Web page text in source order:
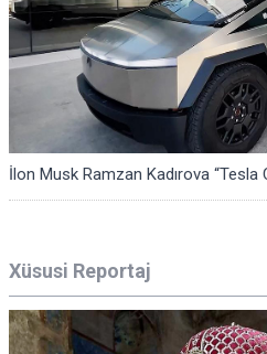
İlon Musk Ramzan Kadırova
Xüsusi Reportaj